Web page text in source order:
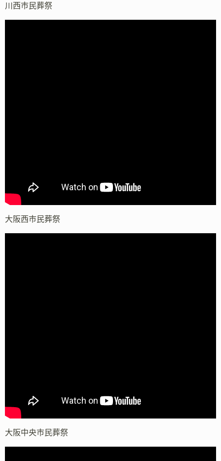
川西市民葬祭
大阪西市民葬祭
大阪中央市民葬祭